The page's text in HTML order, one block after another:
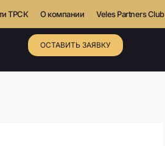
ТРСК О компании Veles Partners Club
ОСТАВИТЬ ЗАЯВКУ